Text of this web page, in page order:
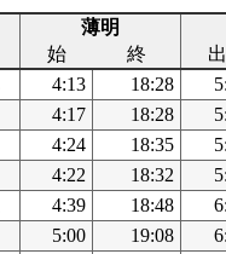
薄明
始
終 出
4:13 18:28
4:17 18:28
4:24 18:35
4:22 18:32
4:39 18:48
5:00 19:08